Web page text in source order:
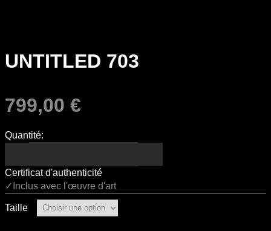
UNTITLED 703
799,00 €
Quantité:
Certificat d'authenticité
✓Inclus avec l'œuvre d'art
Taille